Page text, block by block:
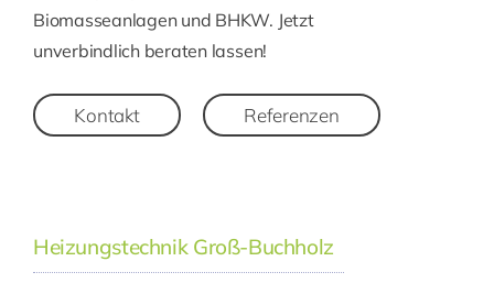
Kontakt
Biomasseanlagen und BHKW. Jetzt
unverbindlich beraten lassen!
Kontakt Referenzen
Heizungstechnik Groß-Buchholz